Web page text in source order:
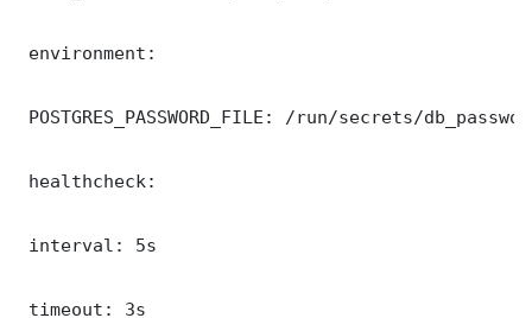
environment:
POSTGRES_PASSWORD_FILE: /run/secrets/
healthcheck:
interval: 5s
timeout: 3s